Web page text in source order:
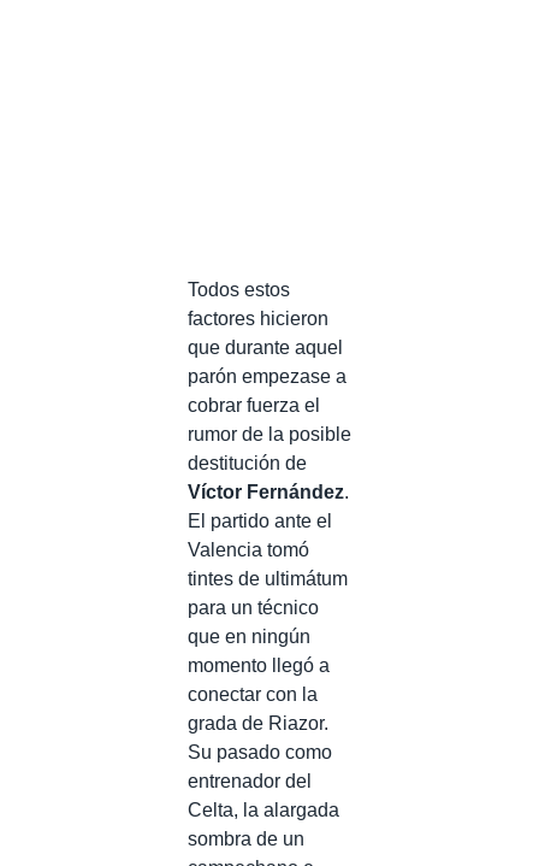
Todos estos
factores hicieron
que durante aquel
parón empezase a
cobrar fuerza el
rumor de la posible
destitución de
Víctor Fernández.
El partido ante el
Valencia tomó
tintes de ultimátum
para un técnico
que en ningún
momento llegó a
conectar con la
grada de Riazor.
Su pasado como
entrenador del
Celta, la alargada
sombra de un